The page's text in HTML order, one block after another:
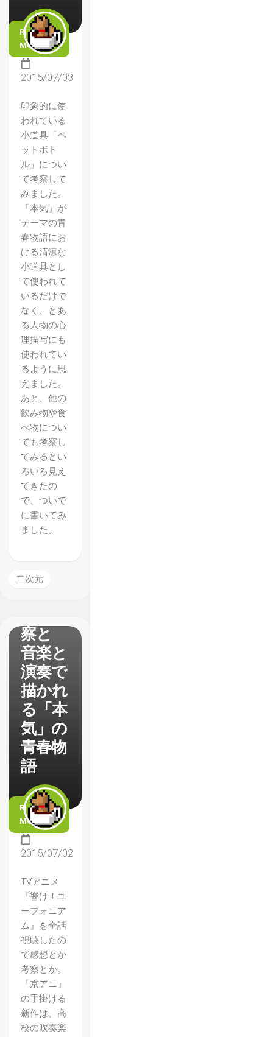
READ
MORE
2015/07/03
印象的に使
われている
小道具「ペ
ットボト
ル」につい
て考察して
みました。
「本気」が
テーマの青
春物語にお
ける清涼な
小道具とし
て使われて
いるだけで
なく、とあ
る人物の心
理描写にも
使われてい
るように思
えました。
あと、他の
飲み物や食
べ物につい
ても考察し
てみるとい
ろいろ見え
てきたの
で、ついで
に書いてみ
ました。
二次元
TVア
ニメ
【響
け！ユ
ーフォ
ニア
察と
音楽と
演奏で
描かれ
る「本
気」の
青春物
語
READ
MORE
2015/07/02
TVアニメ
『響け！ユ
ーフォニア
ム』を全話
視聴したの
で感想とか
考察とか。
「京アニ」
の手掛ける
新作は、高
校の吹奏楽